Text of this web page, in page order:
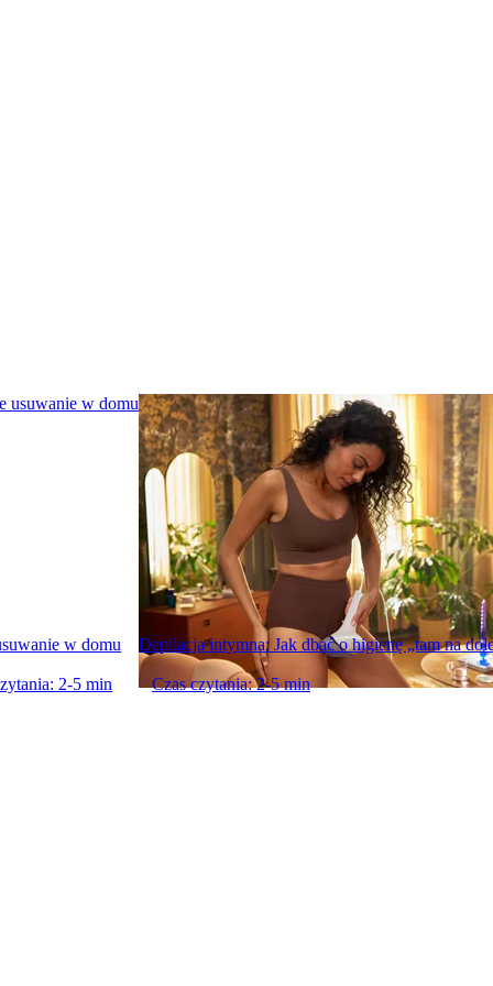
w domu
2-5 min
Depilacja intymna: Jak dbać o higienę „tam na
Czas czytania: 2-5 min